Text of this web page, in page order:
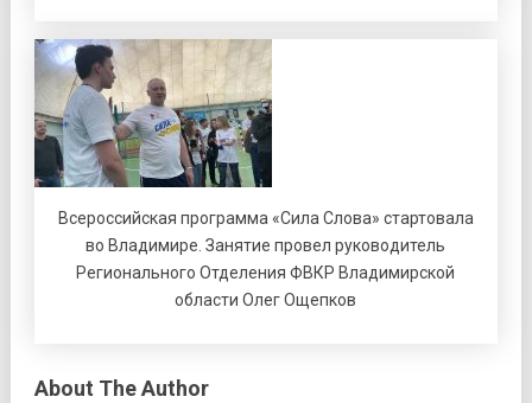
Всероссийская программа «Сила Слова» стартовала
во Владимире. Занятие провел руководитель
Регионального Отделения ФВКР Владимирской
области Олег Ощепков
About The Author